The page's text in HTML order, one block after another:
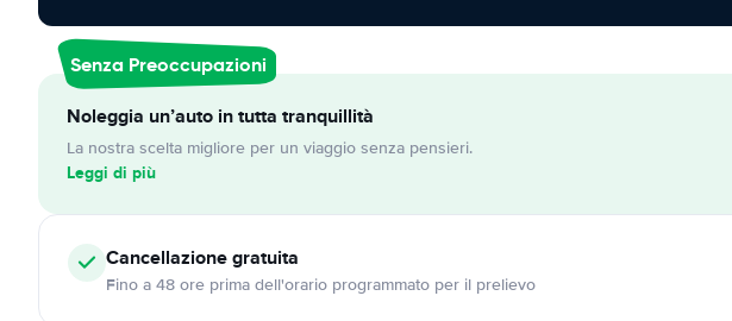
Senza Preoccupazioni
Noleggia un’auto in tutta tranquillità
La nostra scelta migliore per un viaggio senza pensieri.
Leggi di più
Cancellazionegratuita
Fino a 48 ore prima dell'orario programmato per il prelievo